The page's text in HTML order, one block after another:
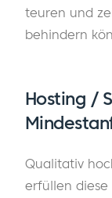
teuren und
behindern
Hosting /
Qualitativ
erfüllen